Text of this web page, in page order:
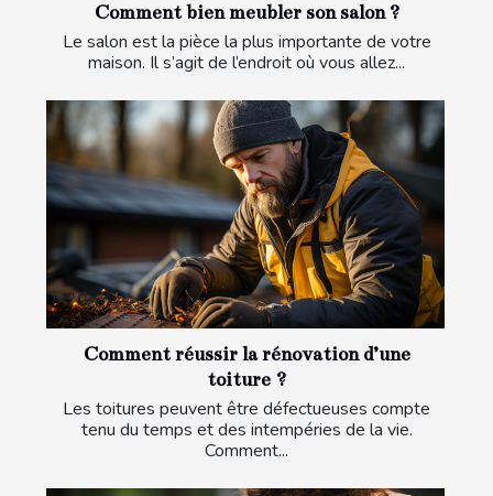
Comment bien meubler son salon ?
Le salon est la pièce la plus importante de votre
maison. Il s’agit de l’endroit où vous allez...
Comment réussir la rénovation d’une
toiture ?
Les toitures peuvent être défectueuses compte
tenu du temps et des intempéries de la vie.
Comment...